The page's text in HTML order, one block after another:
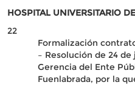
HOSPITAL UNIVERSITARIO
22
Formalización
– Resolución de 24
Gerencia del Ente
Fuenlabrada, por la